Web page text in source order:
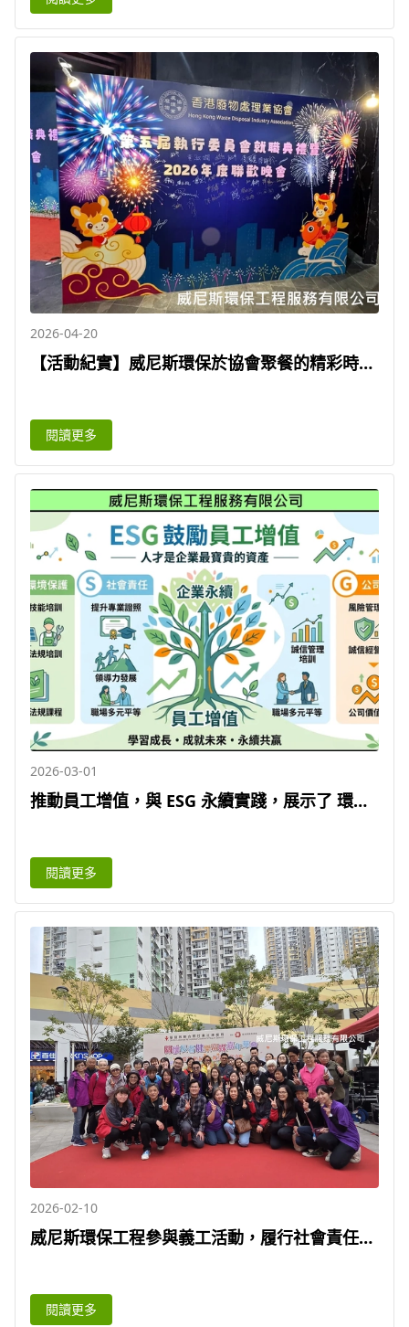
2026-04-20
【活動紀實】威尼斯環保於協會聚餐的精彩時
符合 ESG 法規，攜手同行，守護環境，強化
ESG 形象
閱讀更多
2026-03-01
推動員工增值，與 ESG 永續實踐，展示了 環
展的承諾。| 威尼斯環保工程
閱讀更多
2026-02-10
威尼斯環保工程參與義工活動，履行社會責任。
（CSR）與環境、社會及治理（ESG）目標所必
經的重要途徑。
閱讀更多